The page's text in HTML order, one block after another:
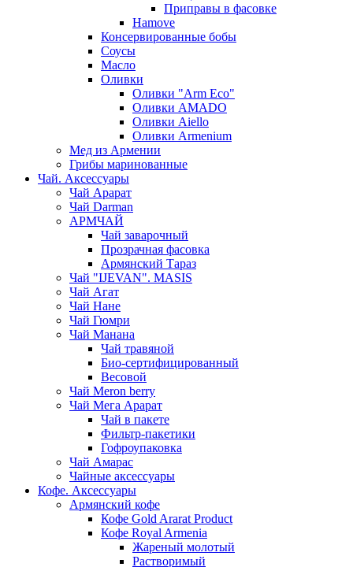
Приправы в фасовке
Hamove
Консервированные бобы
Соусы
Масло
Оливки
Оливки "Arm Eco"
Оливки AMADO
Оливки Aiello
Оливки Armenium
Мед из Армении
Грибы маринованные
Чай. Аксессуары
Чай Арарат
Чай Darman
АРМЧАЙ
Чай заварочный
Прозрачная фасовка
Армянский Тараз
Чай "IJEVAN". MASIS
Чай Агат
Чай Нане
Чай Гюмри
Чай Манана
Чай травяной
Био-сертифицированный
Весовой
Чай Meron berry
Чай Мега Арарат
Чай в пакете
Фильтр-пакетики
Гофроупаковка
Чай Амарас
Чайные аксессуары
Кофе. Аксессуары
Армянский кофе
Кофе Gold Ararat Product
Кофе Royal Armenia
Жареный молотый
Растворимый